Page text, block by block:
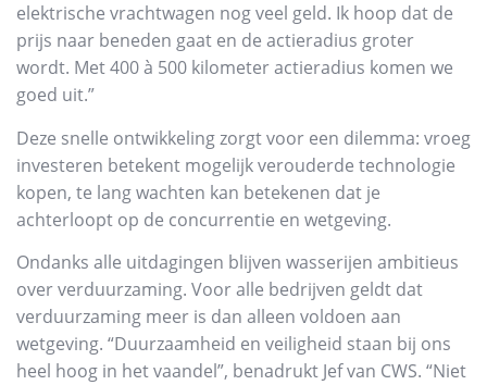
elektrische vrachtwagen nog veel geld. Ik hoop dat de
prijs naar beneden gaat en de actieradius groter
wordt. Met 400 à 500 kilometer actieradius komen we
goed uit.”
Deze snelle ontwikkeling zorgt voor een dilemma: vroeg
investeren betekent mogelijk verouderde technologie
kopen, te lang wachten kan betekenen dat je
achterloopt op de concurrentie en wetgeving.
Ondanks alle uitdagingen blijven wasserijen ambitieus
over verduurzaming. Voor alle bedrijven geldt dat
verduurzaming meer is dan alleen voldoen aan
wetgeving. “Duurzaamheid en veiligheid staan bij ons
heel hoog in het vaandel”, benadrukt Jef van CWS. “Niet